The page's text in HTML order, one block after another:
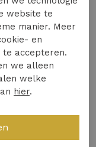
worden.
er rekening
de
de blouses
figuur. Alle
van
de trends van
website te
manier. Meer
en
accepteren.
we alleen
welke
hier.